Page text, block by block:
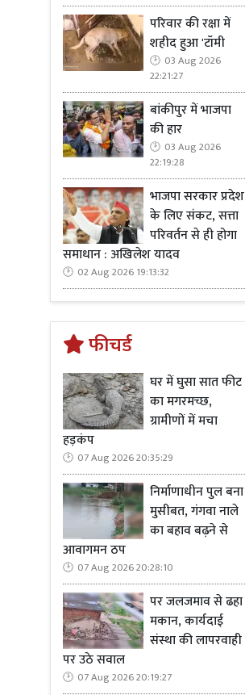
परिवार की रक्षा में
शहीद हुआ 'टॉमी
03 Aug 2026
22:21:27
बांकीपुर में भाजपा
की हार
03 Aug 2026
22:19:28
भाजपा सरकार प्रदेश
के लिए संकट, सत्ता
परिवर्तन से ही होगा
समाधान : अखिलेश यादव
02 Aug 2026 19:13:32
फीचर्ड
घर में घुसा सात फीट
का मगरमच्छ,
ग्रामीणों में मचा
हड़कंप
07 Aug 2026 20:35:29
निर्माणाधीन पुल बना
मुसीबत, गंगवा नाले
का बहाव बढ़ने से
आवागमन ठप
07 Aug 2026 20:28:10
पर जलजमाव से ढहा
मकान, कार्यदाई
संस्था की लापरवाही
पर उठे सवाल
07 Aug 2026 20:19:27